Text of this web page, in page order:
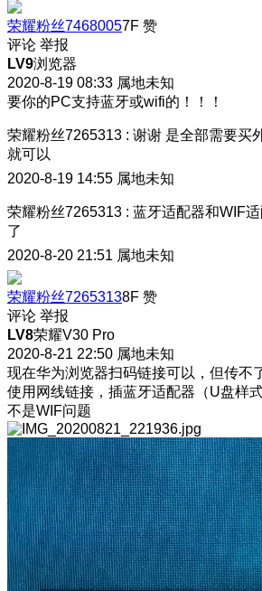
荣耀粉丝74680057F 赞
评论 举报
LV9浏览器
2020-8-19 08:33 属地未知
要你的PC支持蓝牙或wifi的！！！
荣耀粉丝7265313 : 谢谢 是全部需要买
就可以
2020-8-19 14:55 属地未知
荣耀粉丝7265313 : 蓝牙适配器和WIF
了
2020-8-20 21:51 属地未知
荣耀粉丝72653138F 赞
评论 举报
LV8荣耀V30 Pro
2020-8-21 22:50 属地未知
现在华为浏览器扫码链接可以，但传不
使用网线链接，插蓝牙适配器（U盘样
不是WIF问题